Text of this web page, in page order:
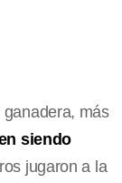
más
siendo
jugaron a la